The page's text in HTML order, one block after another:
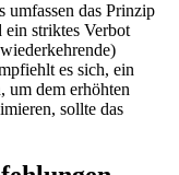
umfassen das Prinzip
ein striktes Verbot
es sich, ein
um dem erhöhten
sollte das